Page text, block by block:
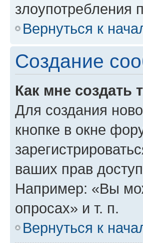
злоупотребления
Вернуться к
Создание
Как мне создать
Для создания
кнопке в окне
ваших прав
Например: «Вы
опросах» и т. п.
Вернуться к